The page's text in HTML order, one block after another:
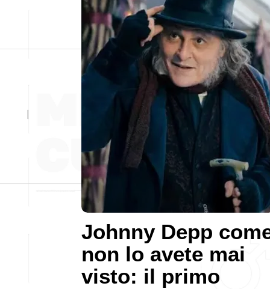
Johnny Depp
non lo avete mai
visto: il primo